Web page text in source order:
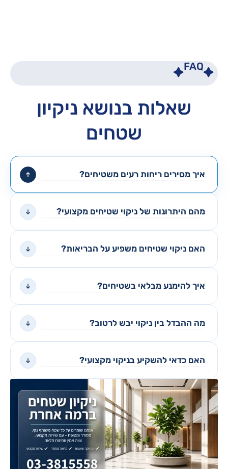
FAQ
שאלות בנושא ניקיון
שטחים
איך מסירים ריחות רעים משטיחים?
מהם היתרונות של ניקוי שטיחים מקצועי?
האם ניקוי שטיחים משפיע על הבריאות?
איך להימנע מבלאי בשטיחים?
מה ההבדל בין ניקוי יבש לרטוב?
האם כדאי להשקיע בניקוי מקצועי?